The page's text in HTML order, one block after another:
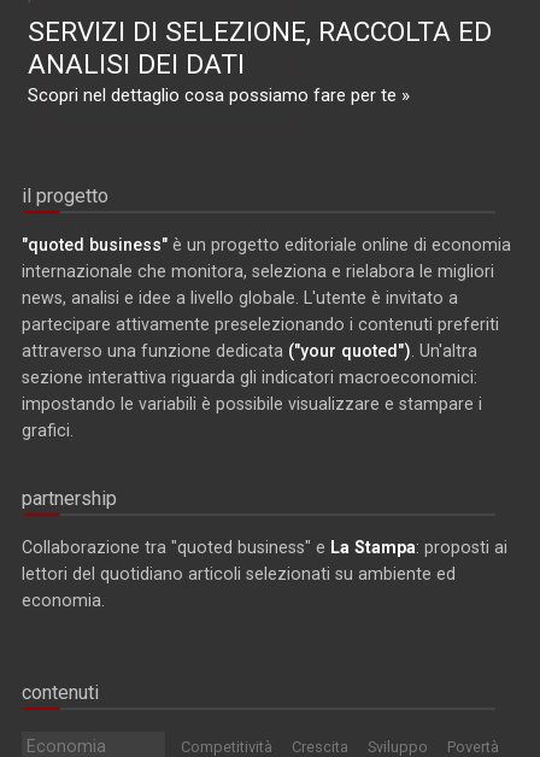
SERVIZI DI SELEZIONE, RACCOLTA ED
ANALISI DEI DATI
Scopri nel dettaglio cosa possiamo fare per te »
il progetto
"quoted business" è un progetto editoriale online di economia
internazionale che monitora, seleziona e rielabora le migliori
news, analisi e idee a livello globale. L'utente è invitato a
partecipare attivamente preselezionando i contenuti preferiti
attraverso una funzione dedicata ("your quoted") . Un'altra
sezione interattiva riguarda gli indicatori macroeconomici:
impostando le variabili è possibile visualizzare e stampare i
grafici.
partnership
Collaborazione tra "quoted business" e La Stampa: proposti ai
lettori del quotidiano articoli selezionati su ambiente ed
economia.
contenuti
Economia Competitività Crescita Sviluppo Povertà